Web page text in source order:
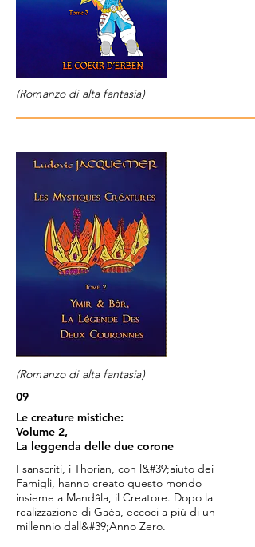
(Romanzo di alta fantasia)
(Romanzo di alta fantasia)
09
Le creature mistiche:
Volume 2,
La leggenda delle due corone
I sanscriti, i Thorian, con l&#39;aiuto dei
Famigli, hanno creato questo mondo
insieme a Mandâla, il Creatore. Dopo la
realizzazione di Gaéa, eccoci a più di un
millennio dall&#39;Anno Zero.